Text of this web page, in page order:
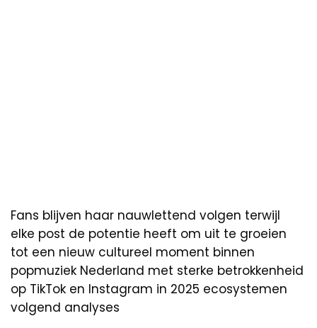
Fans blijven haar nauwlettend volgen terwijl
elke post de potentie heeft om uit te groeien
tot een nieuw cultureel moment binnen
popmuziek Nederland met sterke betrokkenheid
op TikTok en Instagram in 2025 ecosystemen
volgend analyses